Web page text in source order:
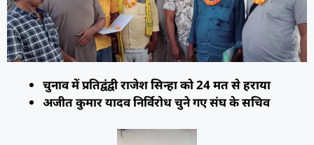
चुनाव में प्रतिद्वंद्वी राजेश सिन्हा को 24 मत से हराया
अजीत कुमार यादव निर्विरोध चुने गए संघ के सचिव